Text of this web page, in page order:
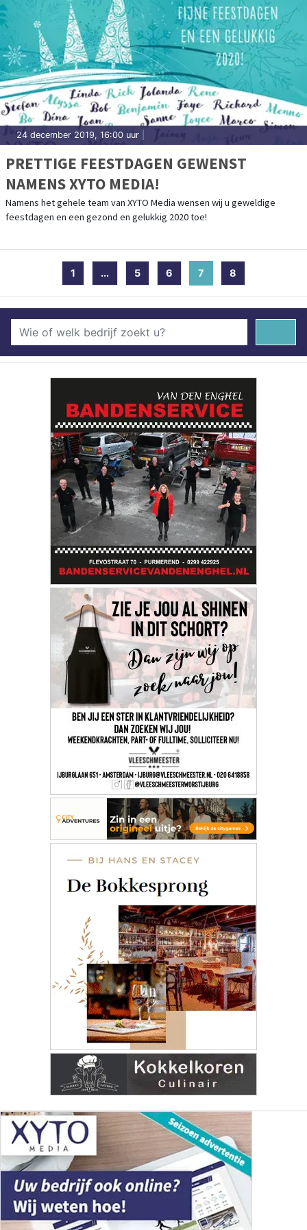
24 december 2019, 16:00 uur
PRETTIGE FEESTDAGEN GEWENST
NAMENS XYTO MEDIA!
Namens het gehele team van XYTO Media wensen wij u geweldige
feestdagen en een gezond en gelukkig 2020 toe!
1 ... 5 6 7 (current)
8